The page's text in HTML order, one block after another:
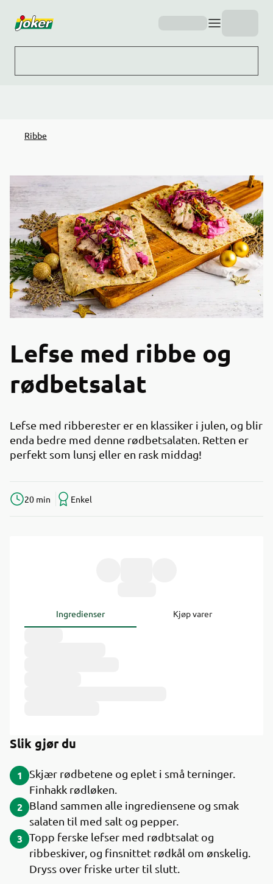
Ribbe
Lefse med ribbe og
rødbetsalat
Lefse med ribberester er en klassiker i julen, og blir
enda bedre med denne rødbetsalaten. Retten er
perfekt som lunsj eller en rask middag!
20 min Enkel
Ingredienser Kjøp varer
Slik gjør du
1
Skjær rødbetene og eplet i små terninger.
Finhakk rødløken.
2 Bland sammen alle ingrediensene og smak
salaten til med salt og pepper.
3 Topp ferske lefser med rødbtsalat og
ribbeskiver, og finsnittet rødkål om ønskelig.
Dryss over friske urter til slutt.